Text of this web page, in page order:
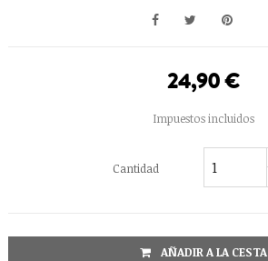
24,90 €
Impuestos incluidos
Cantidad
AÑADIR A LA CESTA